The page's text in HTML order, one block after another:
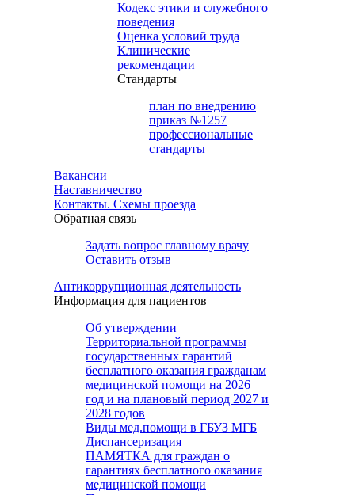
Кодекс этики и служебного
поведения
Оценка условий труда
Клинические
рекомендации
Cтандарты
план по внедрению
приказ №1257
профессиональные
стандарты
Вакансии
Наставничество
Контакты. Схемы проезда
Обратная связь
Задать вопрос главному врачу
Оставить отзыв
Антикоррупционная деятельность
Информация для пациентов
Об утверждении
Территориальной программы
государственных гарантий
бесплатного оказания гражданам
медицинской помощи на 2026
год и на плановый период 2027 и
2028 годов
Виды мед.помощи в ГБУЗ МГБ
Диспансеризация
ПАМЯТКА для граждан о
гарантиях бесплатного оказания
медицинской помощи